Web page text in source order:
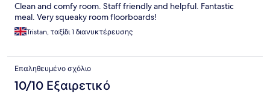
Clean and comfy room. Staff friendly and helpful. Fantastic
meal. Very squeaky room floorboards!
Tristan, ταξίδι 1 διανυκτέρευσης
Επαληθευμένο σχόλιο
10/10 Εξαιρετικό